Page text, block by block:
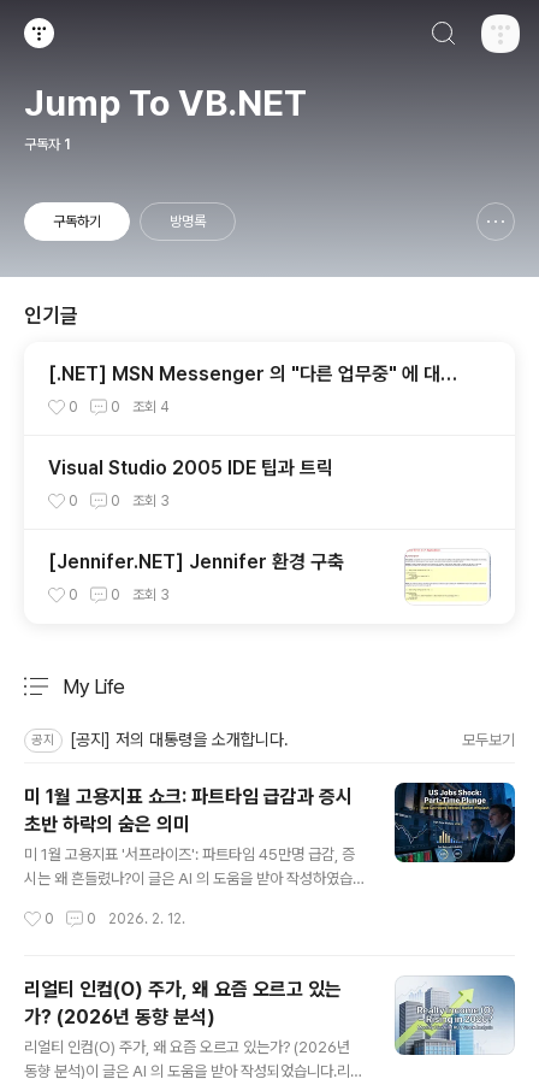
Jump To VB.NET
구독자 1
구독하기 방명록
인기글
[.NET] MSN Messenger 의 "다른 업무중" 에 대한
고찰...
0 0 조회 4
Visual Studio 2005 IDE 팁과 트릭
0 0 조회 3
[Jennifer.NET] Jennifer 환경 구축
0 0 조회 3
My Life
공지 [공지] 저의 대통령을 소개합니다. 모두보기
미 1월 고용지표 쇼크: 파트타임 급감과 증시
초반 하락의 숨은 의미
미 1월 고용지표 '서프라이즈': 파트타임 45만명 급감, 증
시는 왜 흔들렸나?이 글은 AI 의 도움을 받아 작성하였습니
고용보고서가 시장을 뒤흔들었습니다. 가계조사 기준 '경
감해 488만8천명으로 줄었는데요. 2022년 6월 이후 2
년 7개월 만에 최대 감소폭이자 작년 9월 이후 최초로 50
0만명 아래로 떨어진 수치입니다.증시는 이 소식에 발표
직후 급락 출발했지만, 장중 반등 마감. 도대체 무슨 일이
있었던 걸까요? 고용지표의 경제적 의미와 금융시장 반응
0 0 2026. 2. 12.
리얼티 인컴(O) 주가, 왜 요즘 오르고 있는
가? (2026년 동향 분석)
리얼티 인컴(O) 주가, 왜 요즘 오르고 있는가? (2026년
동향 분석)이 글은 AI 의 도움을 받아 작성되었습니다.리얼